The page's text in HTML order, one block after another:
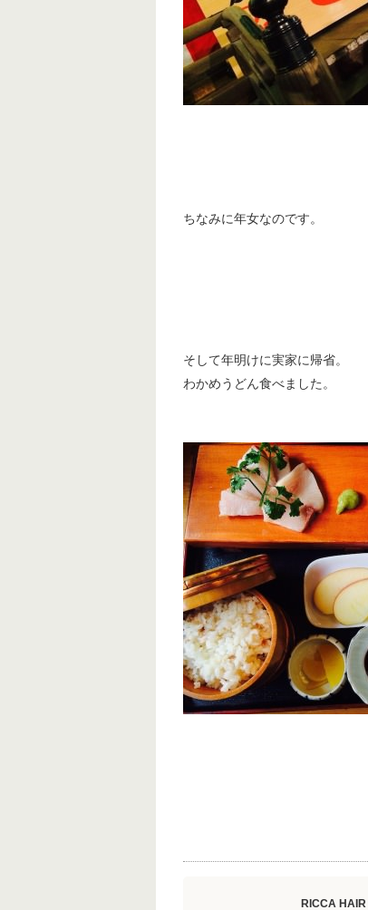
ちなみに年女なのです。
そして年明けに実家に帰省。
わかめうどん食べました。
RICCA HAIR